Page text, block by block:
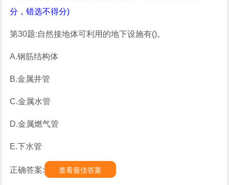
分，错选不得分)
第30题:自然接地体可利用的地下设施有()。
A.钢筋结构体
B.金属井管
C.金属水管
D.金属燃气管
E.下水管
正确答案: 查看最佳答案